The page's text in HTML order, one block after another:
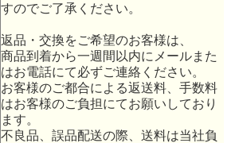
すのでご了承ください。
返品・交換をご希望のお客様は、
商品到着から一週間以内にメールまた
はお電話にて必ずご連絡ください。
お客様のご都合による返送料、手数料
はお客様のご負担にてお願いしており
ます。
不良品、誤品配送の際、送料は当社負